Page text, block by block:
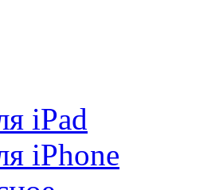
iPad
iPhone